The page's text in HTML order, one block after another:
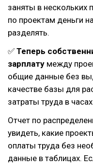
заняты в нескольких
по проектам деньги
разделять.
✅ Теперь
зарплату между
общие данные без
качестве базы для
затраты труда в часах.
Отчет по
увидеть, какие
оплаты труда без
данные в таблицах.